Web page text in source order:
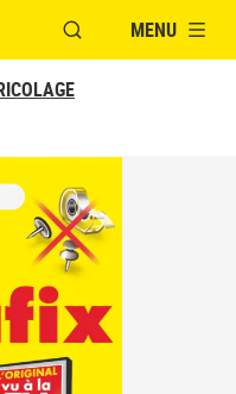
OUVRIR LAMENU